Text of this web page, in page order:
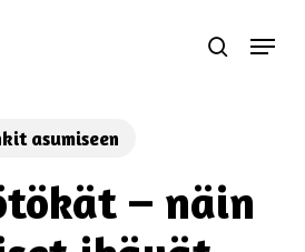
search
Menu
asumiseen
– näin